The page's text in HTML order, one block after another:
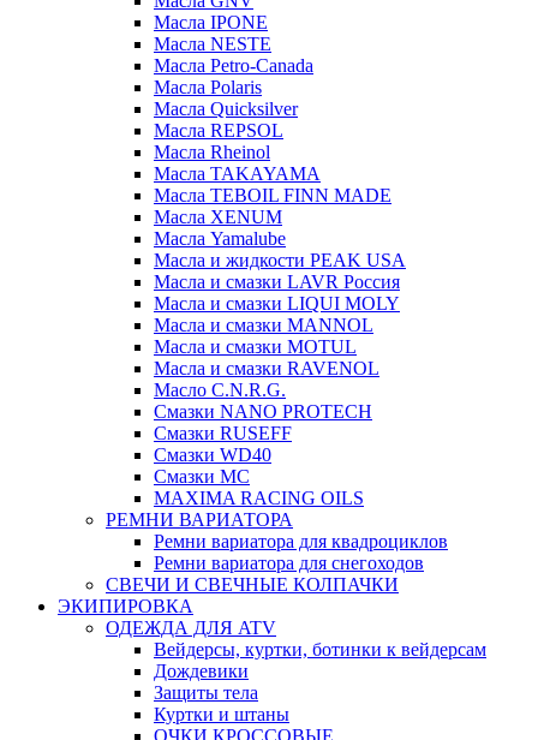
Масла IPONE
Масла NESTE
Масла Petro-Canada
Масла Polaris
Масла Quicksilver
Масла REPSOL
Масла Rheinol
Масла TAKAYAMA
Масла TEBOIL FINN MADE
Масла XENUM
Масла Yamalube
Масла и жидкости PEAK USA
Масла и смазки LAVR Россия
Масла и смазки LIQUI MOLY
Масла и смазки MANNOL
Масла и смазки MOTUL
Масла и смазки RAVENOL
Масло C.N.R.G.
Смазки NANO PROTECH
Смазки RUSEFF
Смазки WD40
Смазки МС
MAXIMA RACING OILS
РЕМНИ ВАРИАТОРА
Ремни вариатора для квадроциклов
Ремни вариатора для снегоходов
СВЕЧИ И СВЕЧНЫЕ КОЛПАЧКИ
ЭКИПИРОВКА
ОДЕЖДА ДЛЯ ATV
Вейдерсы, куртки, ботинки к вейдерсам
Дождевики
Защиты тела
Куртки и штаны
ОЧКИ КРОССОВЫЕ